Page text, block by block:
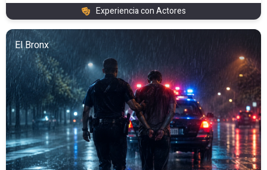
Experiencia con Actores
El Bronx